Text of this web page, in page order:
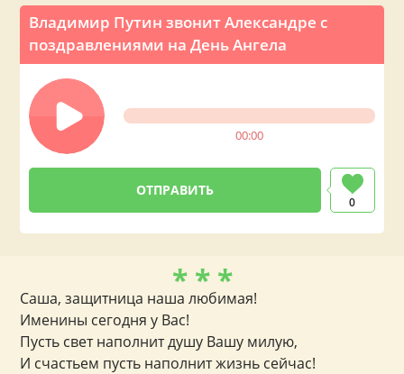
Владимир Путин звонит Александре с
поздравлениями на День Ангела
00:00
0
* * *
Саша, защитница наша любимая!
Именины сегодня у Вас!
Пусть свет наполнит душу Вашу милую,
И счастьем пусть наполнит жизнь сейчас!